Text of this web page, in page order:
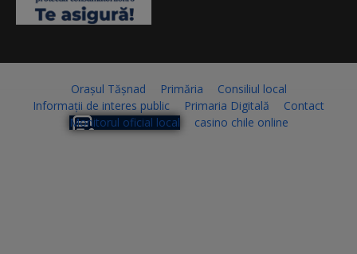
Orașul Tășnad Primăria
Consiliul local
Informații de interes public
Primaria Digitală
Contact
Monitorul oficial local
casino chile online